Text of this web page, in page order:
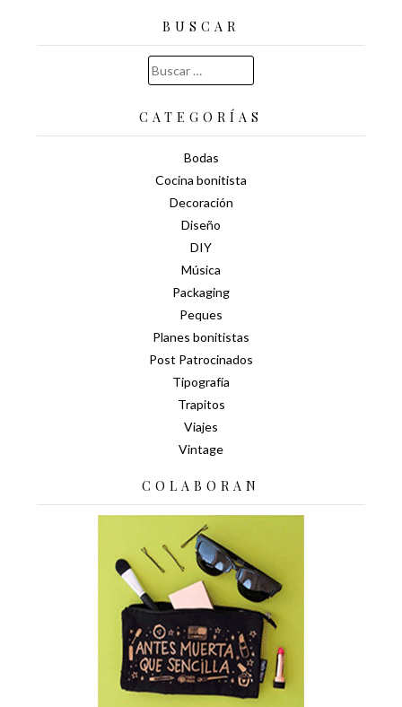
BUSCAR
Buscar:
CATEGORÍAS
Bodas
Cocina bonitista
Decoración
Diseño
DIY
Música
Packaging
Peques
Planes bonitistas
Post Patrocinados
Tipografía
Trapitos
Viajes
Vintage
COLABORAN